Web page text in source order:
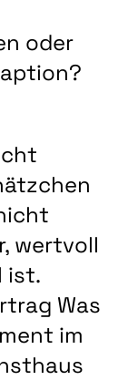
oder
wertvoll
ist.
Was
im